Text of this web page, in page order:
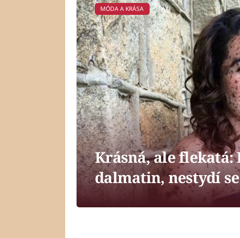
MÓDA A KRÁSA
Krásná, ale flekatá:
dalmatin, nestydí